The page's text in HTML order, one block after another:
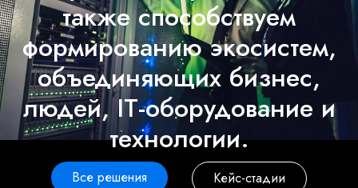
также способствуем
формированию экосистем,
объединяющих бизнес,
людей, IT-оборудование и
технологии.
Все решения Кейс-стадии